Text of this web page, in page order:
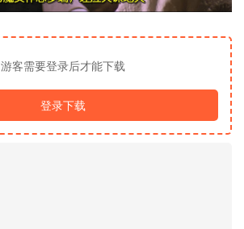
游客需要登录后才能下载
登录下载